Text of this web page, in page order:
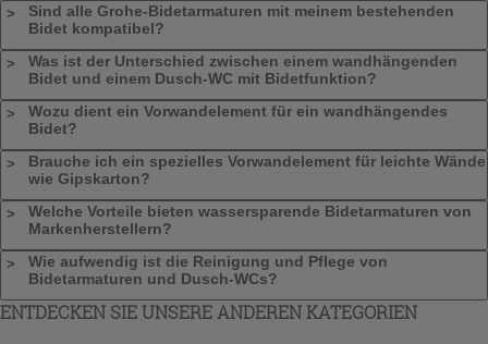
Sind alle Grohe-Bidetarmaturen mit meinem bestehenden
Bidet kompatibel?
Was ist der Unterschied zwischen einem wandhängenden
Bidet und einem Dusch-WC mit Bidetfunktion?
Wozu dient ein Vorwandelement für ein wandhängendes
Bidet?
Brauche ich ein spezielles Vorwandelement für leichte Wände
wie Gipskarton?
Welche Vorteile bieten wassersparende Bidetarmaturen von
Markenherstellern?
Wie aufwendig ist die Reinigung und Pflege von
Bidetarmaturen und Dusch-WCs?
ENTDECKEN SIE UNSERE ANDEREN KATEGORIEN